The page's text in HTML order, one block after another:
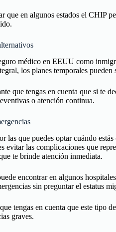
que en algunos estados el CHIP
médico en EEUU como
los planes temporales
que tengas en cuenta que si te
o atención continua.
las que puedes optar cuándo estás
evitar las complicaciones que
te brinde atención inmediata.
encontrar en algunos
sin preguntar el estatus
tengas en cuenta que este tipo
graves.